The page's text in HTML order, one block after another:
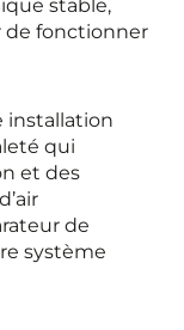
stable,
de fonctionner
installation
qui
et des
de
système